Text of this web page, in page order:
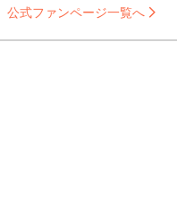
公式ファンページ一覧へ